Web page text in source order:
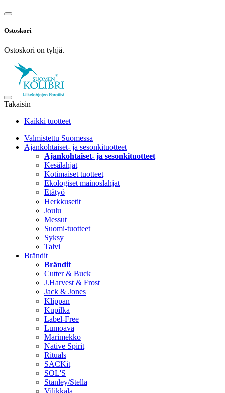
Ostoskori
Ostoskori on tyhjä.
Takaisin
Kaikki tuotteet
Valmistettu Suomessa
Ajankohtaiset- ja sesonkituotteet
Ajankohtaiset- ja sesonkituotteet
Kesälahjat
Kotimaiset tuotteet
Ekologiset mainoslahjat
Etätyö
Herkkusetit
Joulu
Messut
Suomi-tuotteet
Syksy
Talvi
Brändit
Brändit
Cutter & Buck
J.Harvest & Frost
Jack & Jones
Klippan
Kupilka
Label-Free
Lumoava
Marimekko
Native Spirit
Rituals
SACKit
SOL'S
Stanley/Stella
Vilikkala